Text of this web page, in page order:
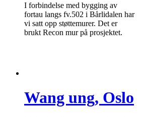
I forbindelse med bygging av
fortau langs fv.502 i Bårlidalen har
vi satt opp støttemurer. Det er
brukt Recon mur på prosjektet.
Wang ung, Oslo